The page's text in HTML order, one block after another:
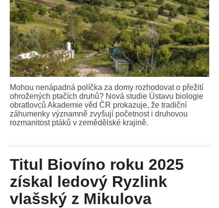
Mohou nenápadná políčka za domy rozhodovat o přežití
ohrožených ptačích druhů? Nová studie Ústavu biologie
obratlovců Akademie věd ČR prokazuje, že tradiční
záhumenky významně zvyšují početnost i druhovou
rozmanitost ptáků v zemědělské krajině.
Titul Biovíno roku 2025
získal ledový Ryzlink
vlašský z Mikulova